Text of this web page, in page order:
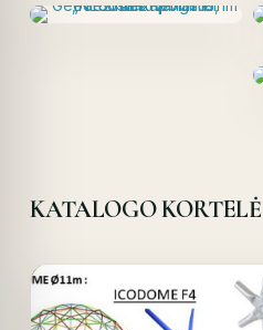
KATALOGO KORTELĖ
Offer!
Quick View